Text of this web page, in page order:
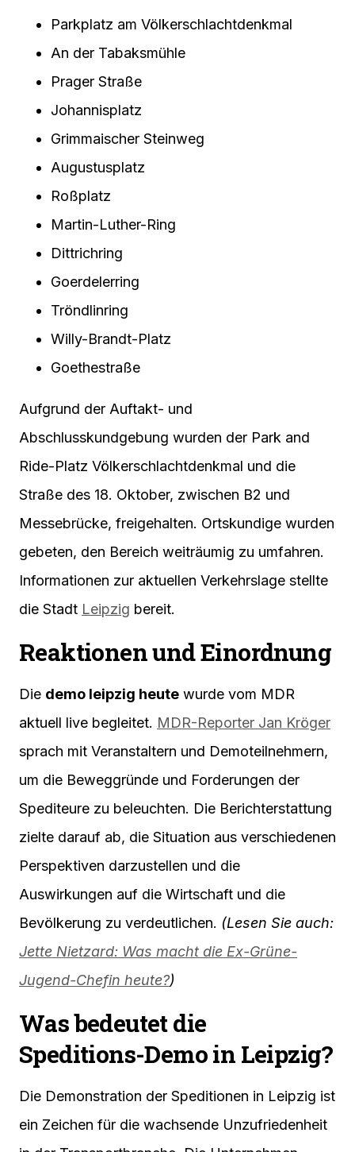
Parkplatz am Völkerschlachtdenkmal
An der Tabaksmühle
Prager Straße
Johannisplatz
Grimmaischer Steinweg
Augustusplatz
Roßplatz
Martin-Luther-Ring
Dittrichring
Goerdelerring
Tröndlinring
Willy-Brandt-Platz
Goethestraße
Aufgrund der Auftakt- und
Abschlusskundgebung wurden der Park and
Ride-Platz Völkerschlachtdenkmal und die
Straße des 18. Oktober, zwischen B2 und
Messebrücke, freigehalten. Ortskundige wurden
gebeten, den Bereich weiträumig zu umfahren.
Informationen zur aktuellen Verkehrslage stellte
die Stadt Leipzig bereit.
Reaktionen und Einordnung
Die demo leipzig heute wurde vom MDR
aktuell live begleitet. MDR-Reporter Jan Kröger
sprach mit Veranstaltern und Demoteilnehmern,
um die Beweggründe und Forderungen der
Spediteure zu beleuchten. Die Berichterstattung
zielte darauf ab, die Situation aus verschiedenen
Perspektiven darzustellen und die
Auswirkungen auf die Wirtschaft und die
Bevölkerung zu verdeutlichen. (Lesen Sie auch:
Jette Nietzard: Was macht die Ex-Grüne-
Jugend-Chefin heute?)
Was bedeutet die
Speditions-Demo in Leipzig?
Die Demonstration der Speditionen in Leipzig ist
ein Zeichen für die wachsende Unzufriedenheit